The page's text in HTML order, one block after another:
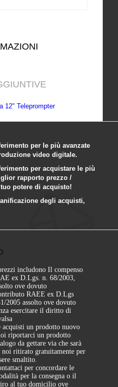
12" Teleprompter
per le più avanzate
video digitale.
per acquistare le più
rapporto prezzo /
potere di acquisto!
degli acquisti,
includono Il compenso
ex D.Lgs. n. 68/2003,
ove dovuto
RAEE ex D.Lgs
2005 assolto ove dovuto
esercitare il diritto di
acquisti un prodotto nuovo
riportarci un prodotto
da gettare via che sarà
noi ritirato gratuitamente per
smaltito.
per concordare le
per la consegna o il
al tuo domicilio ove